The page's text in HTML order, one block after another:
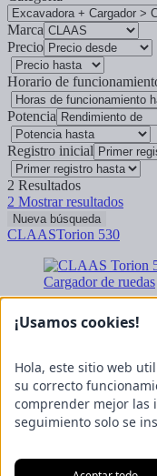
Marca
Precio
Horario de
Potencia
Registro inicial
2 Resultados
2 Mostrar resultados
Nueva búsqueda
CLAASTorion 530
49.900, €más IVA 19%
Gülzow-Prüzen
CLAASTorion 530
Bockel - Gyhum
¡Usamos cookies!
Hola, este sitio web
su correcto
comprender mejor las
seguimiento solo se